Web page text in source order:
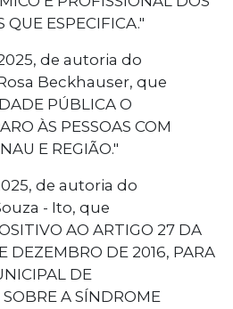
QUE ESPECIFICA."
, de autoria do
Beckhauser, que
PÚBLICA O
ÀS PESSOAS COM
E REGIÃO."
, de autoria do
- Ito, que
AO ARTIGO 27 DA
DEZEMBRO DE 2016, PARA
DE
A SÍNDROME